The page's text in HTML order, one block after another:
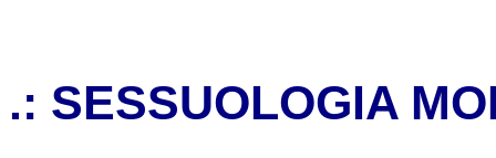
.: SESSUOLOGIA